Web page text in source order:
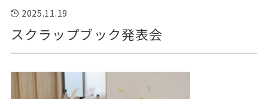
2025.11.19
スクラップブック発表会